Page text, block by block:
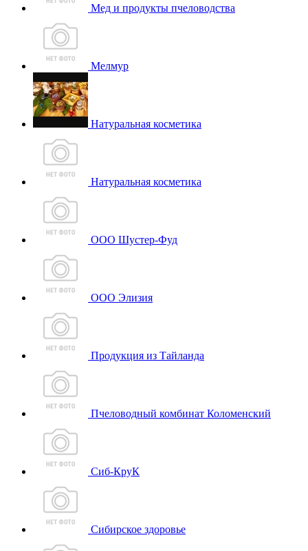
Мед и продукты пчеловодства
Мелмур
Натуральная косметика
Натуральная косметика
ООО Шустер-Фуд
ООО Элизия
Продукция из Тайланда
Пчеловодный комбинат Коломенский
Сиб-КруК
Сибирское здоровье